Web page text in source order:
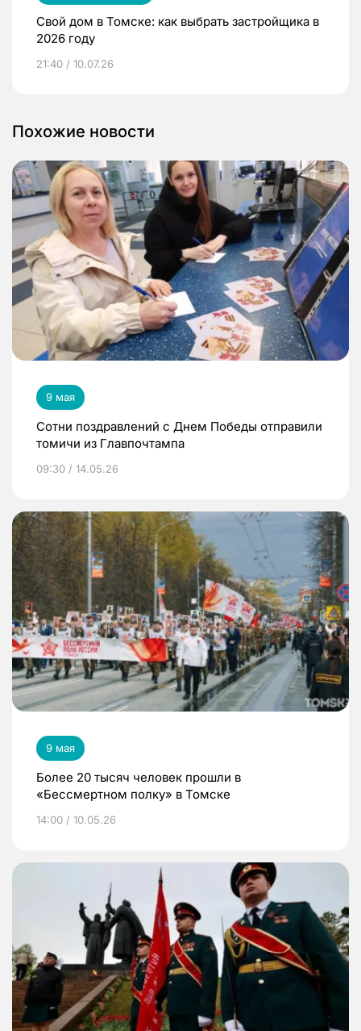
Свой дом в Томске: как выбрать застройщика в
2026 году
21:40 / 10.07.26
Похожие новости
9 мая
Сотни поздравлений с Днем Победы отправили
томичи из Главпочтампа
09:30 / 14.05.26
9 мая
Более 20 тысяч человек прошли в
«Бессмертном полку» в Томске
14:00 / 10.05.26